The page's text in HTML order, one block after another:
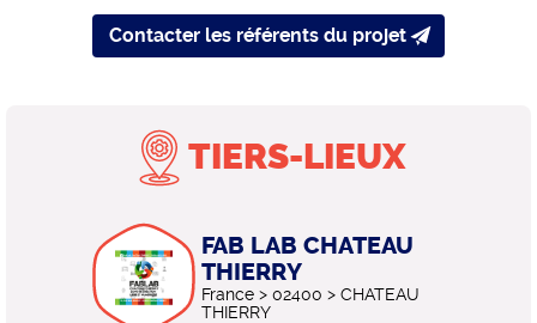
Contacter les référents du projet
TIERS-LIEUX
FAB LAB CHATEAU
THIERRY
France > 02400 > CHATEAU
THIERRY